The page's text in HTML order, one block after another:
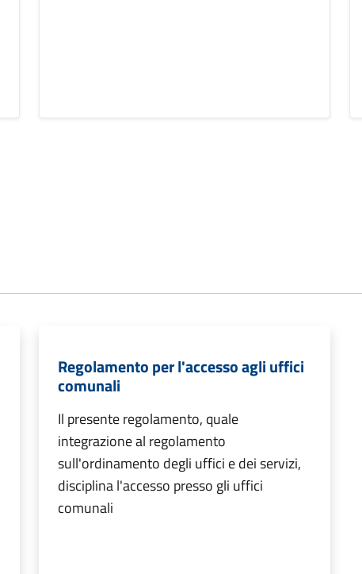
Regolamento per l'accesso agli uffici
comunali
Il presente regolamento, quale
integrazione al regolamento
sull'ordinamento degli uffici e dei servizi,
disciplina l'accesso presso gli uffici
comunali